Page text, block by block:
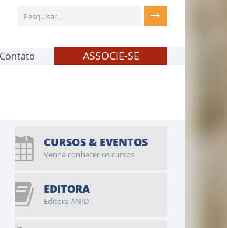
Contato ASSOCIE-SE
CURSOS & EVENTOS
Venha conhecer os cursos
EDITORA
Editora ANID